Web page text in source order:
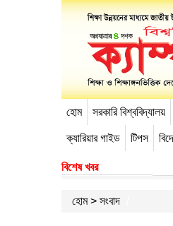
হোম সরকারি বিশ্ববিদ্যালয়
ক্যারিয়ার গাইড টিপস
-->
বিশেষ খবর
হোম> সংবাদ